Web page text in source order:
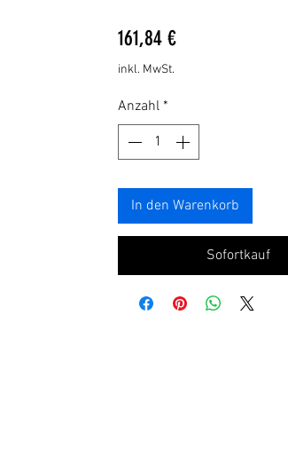
161,84 €Preis
inkl. MwSt.
Anzahl *
In den Warenkorb
Sofortkauf